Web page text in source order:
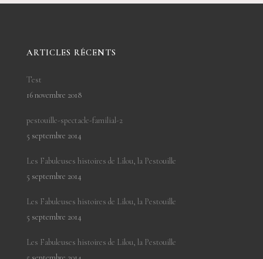
ARTICLES RÉCENTS
Test
16 novembre 2018
pestouille-spectacle-familial-2
5 septembre 2014
Les Fabuleuses histoires de Lilou, la Pestouille
5 septembre 2014
Les Fabuleuses histoires de Lilou, la Pestouille
5 septembre 2014
Les Fabuleuses histoires de Lilou, la Pestouille